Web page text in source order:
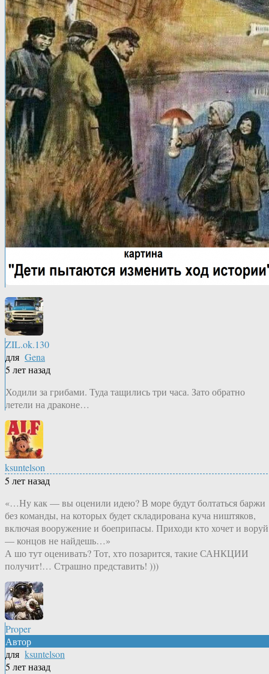
ZIL.ok.130
для Gena
5 лет назад
Ходили за грибами. Туда тащились три часа. Зато обратно
летели на драконе…
ksuntelson
5 лет назад
«…Ну как — вы оценили идею? В море будут болтаться баржи
без команды, на которых будет складирована куча ништяков,
включая вооружение и боеприпасы. Приходи кто хочет и воруй
— концов не найдешь…»
А шо тут оценивать? Тот, хто позарится, такие САНКЦИИ
получит!… Страшно представить! )))
Proper
Автор
для ksuntelson
5 лет назад